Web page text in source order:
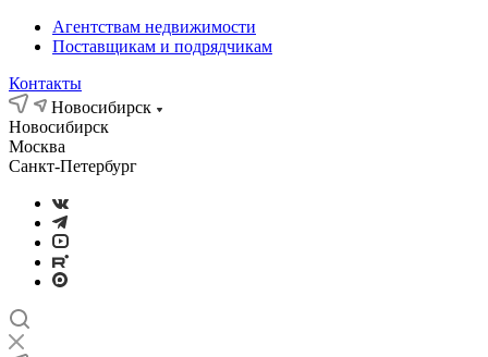
Агентствам недвижимости
Поставщикам и подрядчикам
Контакты
Новосибирск
Новосибирск
Москва
Санкт-Петербург